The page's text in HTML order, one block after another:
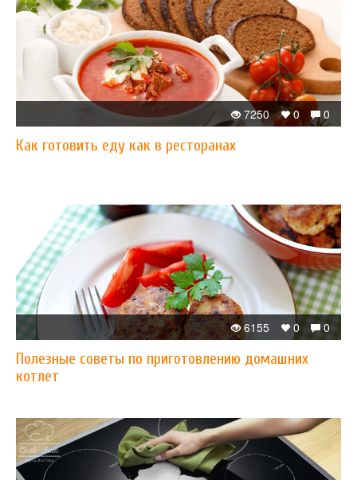
0
0
7250
​Как готовить еду как в ресторанах
0
0
6155
Полезные советы по приготовлению домашних
котлет